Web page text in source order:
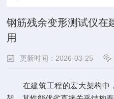
钢筋残余变形测试仪在
用
更新时间：2026-03-25
在建筑工程的宏大架构中